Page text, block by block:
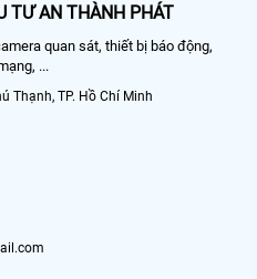
TƯ AN THÀNH PHÁT
quan sát, thiết bị báo động,
...
Thạnh, TP. Hồ Chí Minh